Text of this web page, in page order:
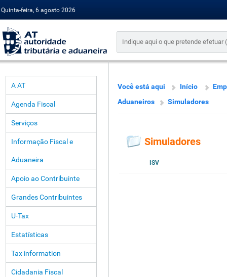
Quinta-feira, 6 agosto 2026
A AT
Agenda Fiscal
Serviços
Informação Fiscal e
Aduaneira
Apoio ao Contribuinte
Grandes Contribuintes
U-Tax
Estatísticas
Tax information
Cidadania Fiscal
Você está aqui Início
Aduaneiros
Simuladores
Simuladores
ISV